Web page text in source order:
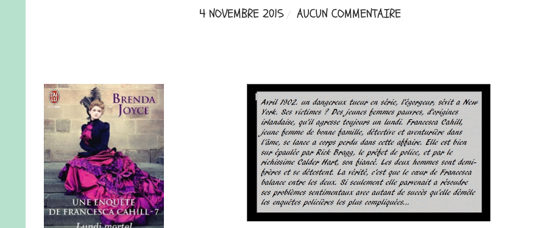
4 NOVEMBRE 2015 AUCUN COMMENTAIRE